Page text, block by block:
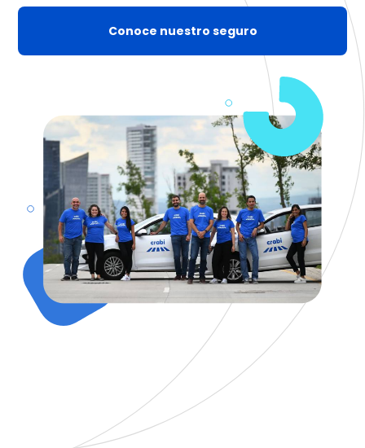
Conoce nuestro seguro